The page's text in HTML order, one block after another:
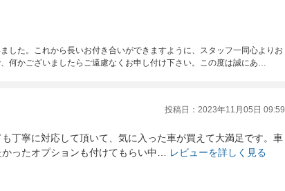
した。これから長いお付き合いができますように、スタッフ一同心よりお
何かございましたらご遠慮なくお申し付け下さい。この度は誠にあ…
投稿日：2023年11月05日 09:59
丁寧に対応して頂いて、気に入った車が買えて大満足です。車
ったオプションも付けてもらい中…
レビューを詳しく見る